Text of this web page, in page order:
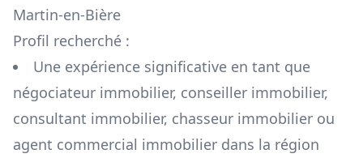
Martin-en-Bière
Profil recherché :
Une expérience significative en tant que
négociateur immobilier, conseiller immobilier,
consultant immobilier, chasseur immobilier ou
agent commercial immobilier dans la région